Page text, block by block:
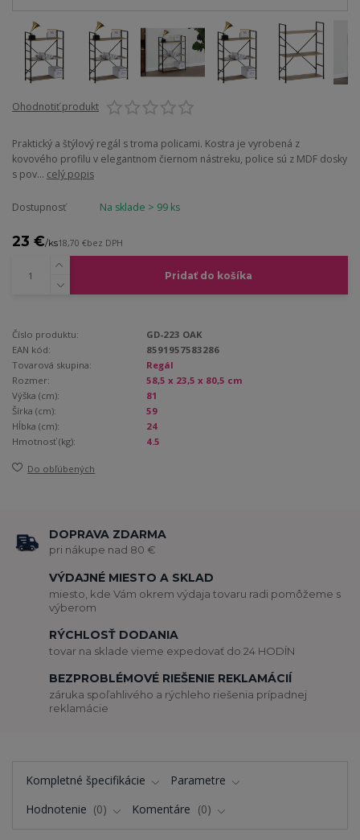
Ohodnotiť produkt
Praktický a štýlový regál s troma policami. Kostra je vyrobená z
kovového profilu v elegantnom čiernom nástreku, police sú z MDF dosky
s pov... celý popis
Dostupnosť Na sklade > 99 ks
23 €/ks18,70 €bez DPH
Pridať do košíka
Číslo produktu:
GD-223 OAK
EAN kód:
8591957583286
Tovarová skupina:
Regál
Rozmer:
58,5 x 23,5 x 80,5 cm
Výška (cm):
81
Šírka (cm):
59
Hĺbka (cm):
24
Hmotnosť (kg):
4.5
Do obľúbených
DOPRAVA ZDARMA
pri nákupe nad 80 €
VÝDAJNÉ MIESTO A SKLAD
miesto, kde Vám okrem výdaja tovaru radi pomôžeme s
výberom
RÝCHLOSŤ DODANIA
tovar na sklade vieme expedovať do 24 HODÍN
BEZPROBLÉMOVÉ RIEŠENIE REKLAMÁCIÍ
záruka spoľahlivého a rýchleho riešenia prípadnej
reklamácie
Kompletné špecifikácie
Parametre
Hodnotenie
0 Komentáre 0